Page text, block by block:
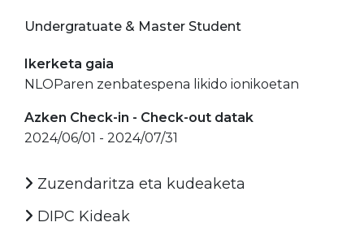
Undergratuate & Master Student
Ikerketa gaia
NLOParen zenbatespena likido ionikoetan
Azken Check-in - Check-out datak
2024/06/01 - 2024/07/31
Zuzendaritza eta kudeaketa
DIPC Kideak